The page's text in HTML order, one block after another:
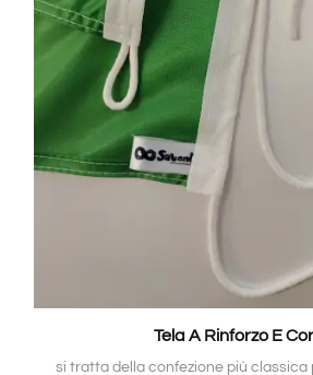
Tela A Rinforzo E
si tratta della confezione più classica